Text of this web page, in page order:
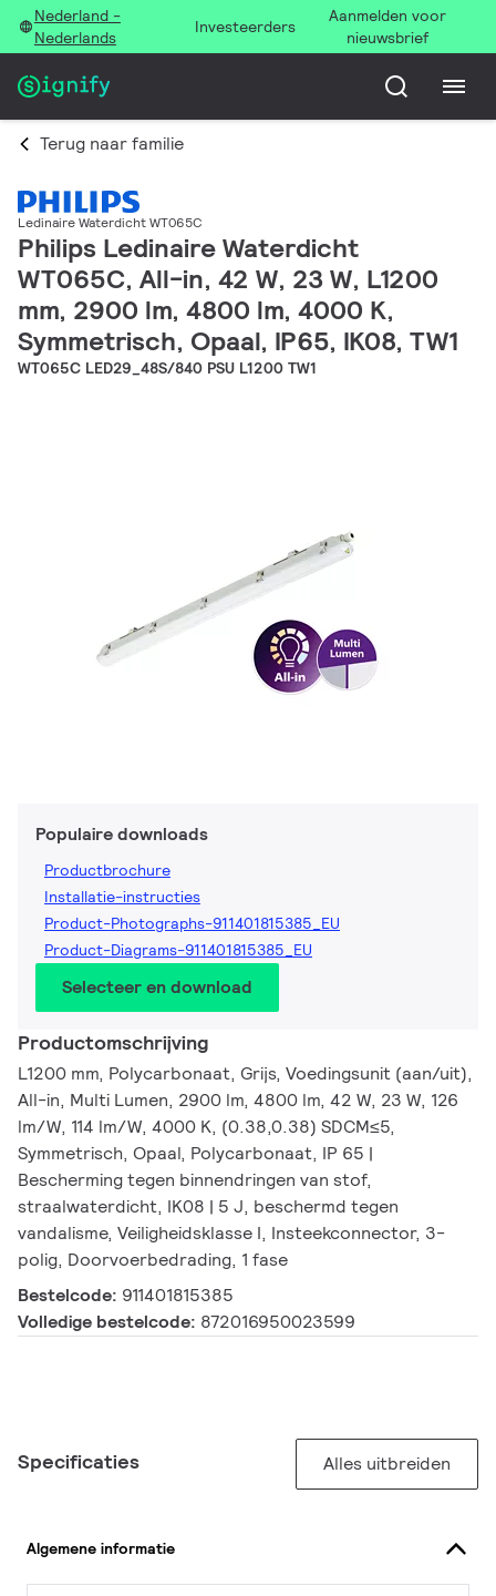
Nederland -
Nederlands
Investeerders
Aanmelden voor
nieuwsbrief
Terug naar familie
Ledinaire Waterdicht WT065C
Philips Ledinaire Waterdicht
WT065C, All-in, 42 W, 23 W, L1200
mm, 2900 lm, 4800 lm, 4000 K,
Symmetrisch, Opaal, IP65, IK08, TW1
WT065C LED29_48S/840 PSU L1200 TW1
Populaire downloads
Productbrochure
Installatie-instructies
Product-Photographs-911401815385_EU
Product-Diagrams-911401815385_EU
Selecteer en download
Productomschrijving
L1200 mm, Polycarbonaat, Grijs, Voedingsunit (aan/uit),
All-in, Multi Lumen, 2900 lm, 4800 lm, 42 W, 23 W, 126
lm/W, 114 lm/W, 4000 K, (0.38,0.38) SDCM≤5,
Symmetrisch, Opaal, Polycarbonaat, IP 65 |
Bescherming tegen binnendringen van stof,
straalwaterdicht, IK08 | 5 J, beschermd tegen
vandalisme, Veiligheidsklasse I, Insteekconnector, 3-
polig, Doorvoerbedrading, 1 fase
Bestelcode: 911401815385
Volledige bestelcode: 872016950023599
Specificaties Alles uitbreiden
Algemene informatie